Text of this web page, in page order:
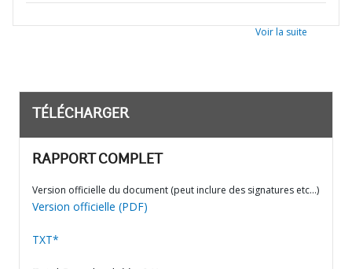
Voir la suite
TÉLÉCHARGER
RAPPORT COMPLET
Version officielle du document (peut inclure des signatures etc…)
Version officielle (PDF)
TXT*